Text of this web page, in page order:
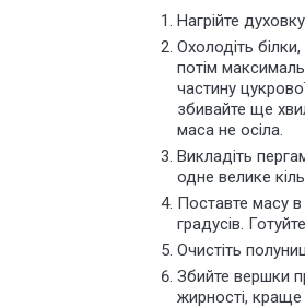
Нагрійте
Охолодіть
потім
частину
збивайте ще
маса не осіла.
Викладіть
одне велике
Поставте масу в
градусів.
Очистіть
Збийте вершки
жирності,